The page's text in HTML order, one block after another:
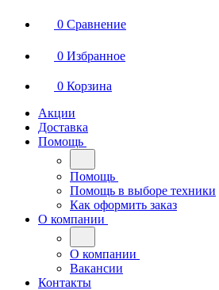
0 Сравнение
0 Избранное
0 Корзина
Акции
Доставка
Помощь
Помощь
Помощь в выборе техники
Как оформить заказ
О компании
О компании
Вакансии
Контакты